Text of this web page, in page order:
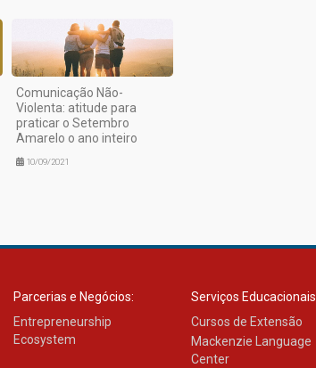
Comunicação Não-
Violenta: atitude para
praticar o Setembro
Amarelo o ano inteiro
10/09/2021
Parcerias e Negócios:
Entrepreneurship
Ecosystem
Serviços
Cursos de Extensão
Mackenzie Language
Center